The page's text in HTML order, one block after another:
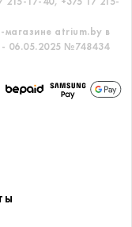
магазине atrium.by в
- 06.05.2025 №748434